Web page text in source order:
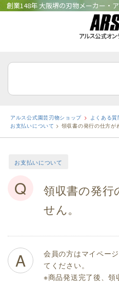
創業148年 大阪堺の刃物メーカー・
アルス公式園芸刃物ショップ
よくある質
お支払いについて > 領収書の発行の仕方が
お支払いについて
Q
領収書の発行
せん。
A
会員の方はマイペー
てください。
※商品発送完了後、領